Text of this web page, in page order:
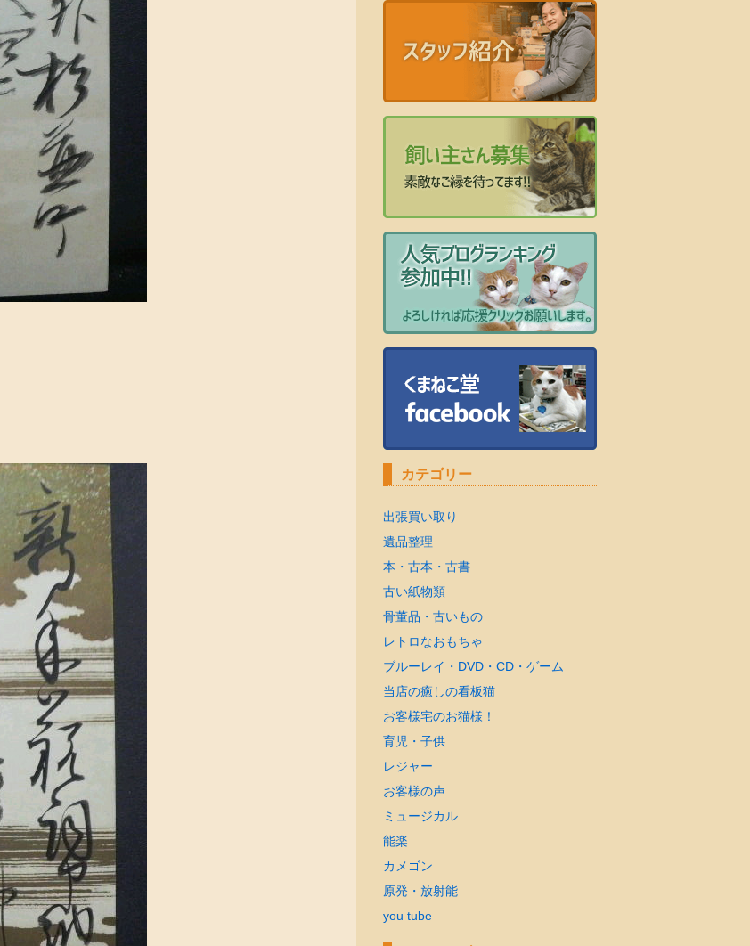
カテゴリー
出張買い取り
遺品整理
本・古本・古書
古い紙物類
骨董品・古いもの
レトロなおもちゃ
ブルーレイ・DVD・CD・ゲーム
当店の癒しの看板猫
お客様宅のお猫様！
育児・子供
レジャー
お客様の声
ミュージカル
能楽
カメゴン
原発・放射能
you tube